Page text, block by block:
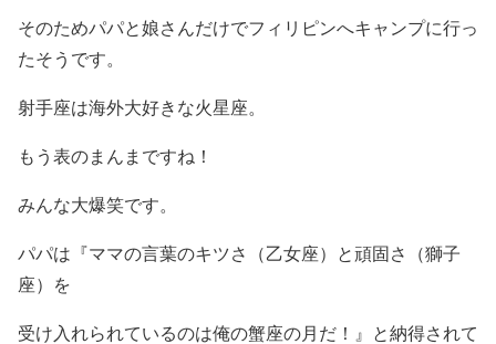
そのためパパと娘さんだけでフィリピンへキャンプに行っ
たそうです。
射手座は海外大好きな火星座。
もう表のまんまですね！
みんな大爆笑です。
パパは『ママの言葉のキツさ（乙女座）と頑固さ（獅子
座）を
受け入れられているのは俺の蟹座の月だ！』と納得されて